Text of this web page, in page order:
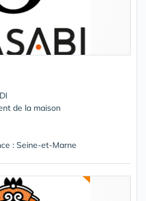
de la maison
: Seine-et-Marne